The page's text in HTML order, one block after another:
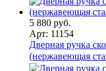
5 880 руб.
Арт: 11154
Дверная ручка
(нержавеющая